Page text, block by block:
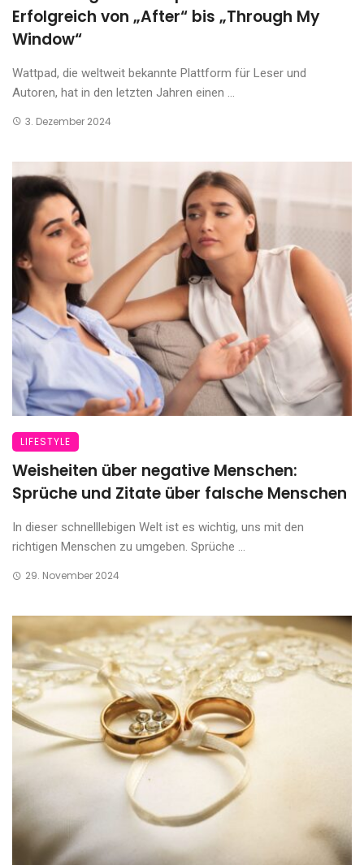
Erfolgreich von „After“ bis „Through My
Window“
Wattpad, die weltweit bekannte Plattform für Leser und
Autoren, hat in den letzten Jahren einen ...
3. Dezember 2024
LIFESTYLE
Weisheiten über negative Menschen:
Sprüche und Zitate über falsche Menschen
In dieser schnelllebigen Welt ist es wichtig, uns mit den
richtigen Menschen zu umgeben. Sprüche ...
29. November 2024